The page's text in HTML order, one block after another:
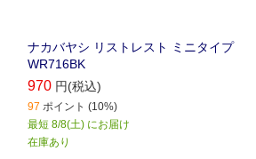
ナカバヤシ リストレスト ミニタイプ
WR716BK
970 円(税込)
97 ポイント (10%)
最短 8/8(土) にお届け
在庫あり